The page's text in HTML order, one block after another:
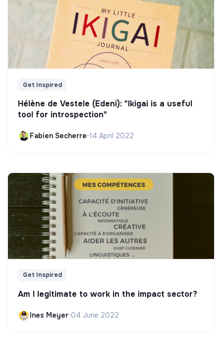
Get Inspired
Hélène de Vestele (Edeni): "Ikigai is a useful
tool for introspection"
Fabien Secherre•14 April 2022
Get Inspired
Am I legitimate to work in the impact sector?
Ines Meyer•04 June 2022